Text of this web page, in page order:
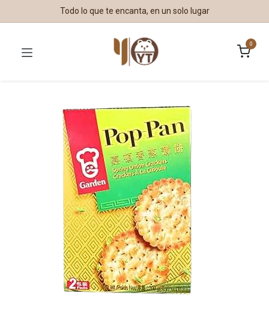
Todo lo que te encanta, en un solo lugar
0